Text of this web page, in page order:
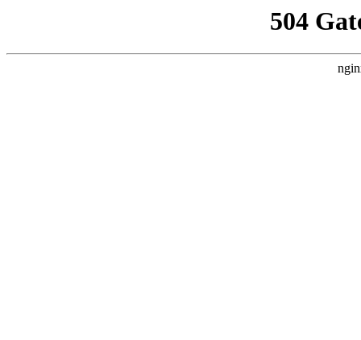
504